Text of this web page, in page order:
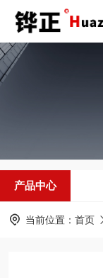
产品中心
当前位置： 首页